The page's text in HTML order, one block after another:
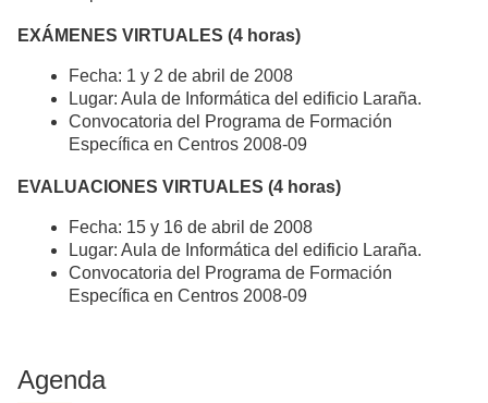
EXÁMENES VIRTUALES (4 horas)
Fecha: 1 y 2 de abril de 2008
Lugar: Aula de Informática del edificio Laraña.
Convocatoria del Programa de Formación
Específica en Centros 2008-09
EVALUACIONES VIRTUALES (4 horas)
Fecha: 15 y 16 de abril de 2008
Lugar: Aula de Informática del edificio Laraña.
Convocatoria del Programa de Formación
Específica en Centros 2008-09
Agenda